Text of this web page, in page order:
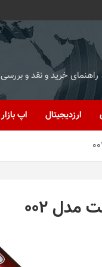
راهنمای خرید و نقد و بررسی
ارزدیجیتال اپ بازار
002